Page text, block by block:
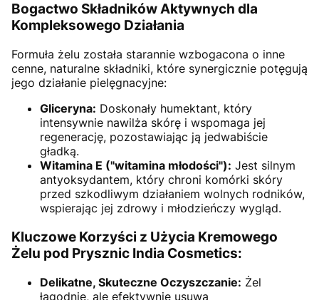
Bogactwo Składników Aktywnych dla
Kompleksowego Działania
Formuła żelu została starannie wzbogacona o inne
cenne, naturalne składniki, które synergicznie potęgują
jego działanie pielęgnacyjne:
Gliceryna: Doskonały humektant, który
intensywnie nawilża skórę i wspomaga jej
regenerację, pozostawiając ją jedwabiście
gładką.
Witamina E ("witamina młodości"): Jest silnym
antyoksydantem, który chroni komórki skóry
przed szkodliwym działaniem wolnych rodników,
wspierając jej zdrowy i młodzieńczy wygląd.
Kluczowe Korzyści z Użycia Kremowego
Żelu pod Prysznic India Cosmetics:
Delikatne, Skuteczne Oczyszczanie: Żel
łagodnie, ale efektywnie usuwa